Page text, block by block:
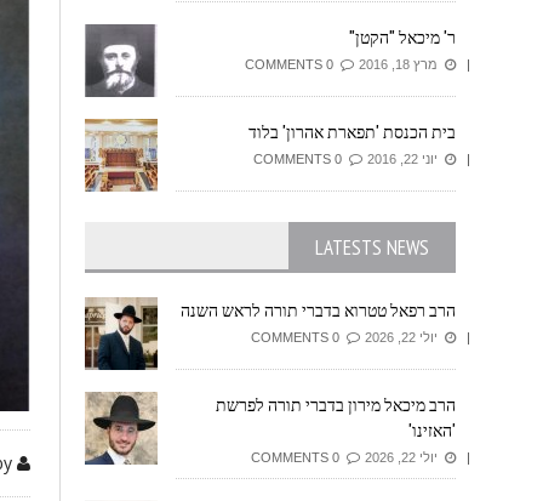
ר' מיכאל "הקטן"
מרץ 18, 2016
בית הכנסת 'תפארת אהרון' בלוד
יוני 22, 2016
LATESTS NEWS
הרב רפאל טטרוא בדברי תורה לראש השנה
יולי 22, 2026
הרב מיכאל מירון בדברי תורה לפרשת
'האזינו'
יולי 22, 2026